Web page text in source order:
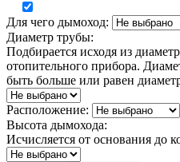
Для чего дымоход:
Диаметр трубы:
Подбирается исходя из
отопительного прибора.
быть больше или равен
Расположение:
Высота дымохода:
Исчисляется от основания до